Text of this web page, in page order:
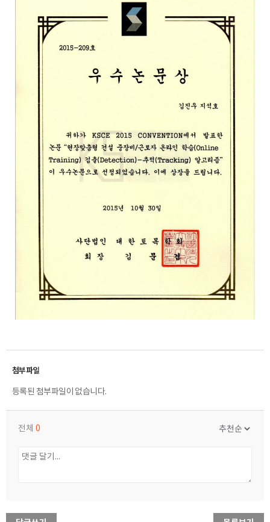
등록된 첨부파일이 없습니다.
전체 0